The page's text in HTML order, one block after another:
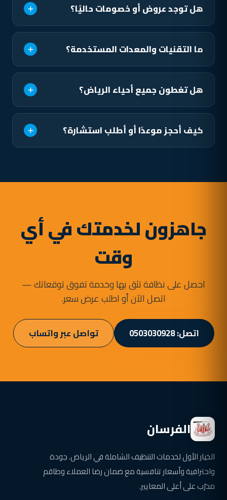
هل توجد عروض أو خصومات حاليًا؟
ما التقنيات والمعدات المستخدمة؟
هل تغطون جميع أحياء الرياض؟
كيف أحجز موعدًا أو أطلب استشارة؟
جاهزون لخدمتك في أي
وقت
احصل على نظافة تثق بها وخدمة تفوق توقعاتك —
اتصل الآن أو اطلب عرض سعر.
اتصل: 0503030928 تواصل عبر واتساب
الفرسان
الخيار الأول لخدمات التنظيف الشاملة في الرياض. جودة
واحترافية وأسعار تنافسية مع ضمان رضا العملاء وطاقم
مدرّب على أعلى المعايير.